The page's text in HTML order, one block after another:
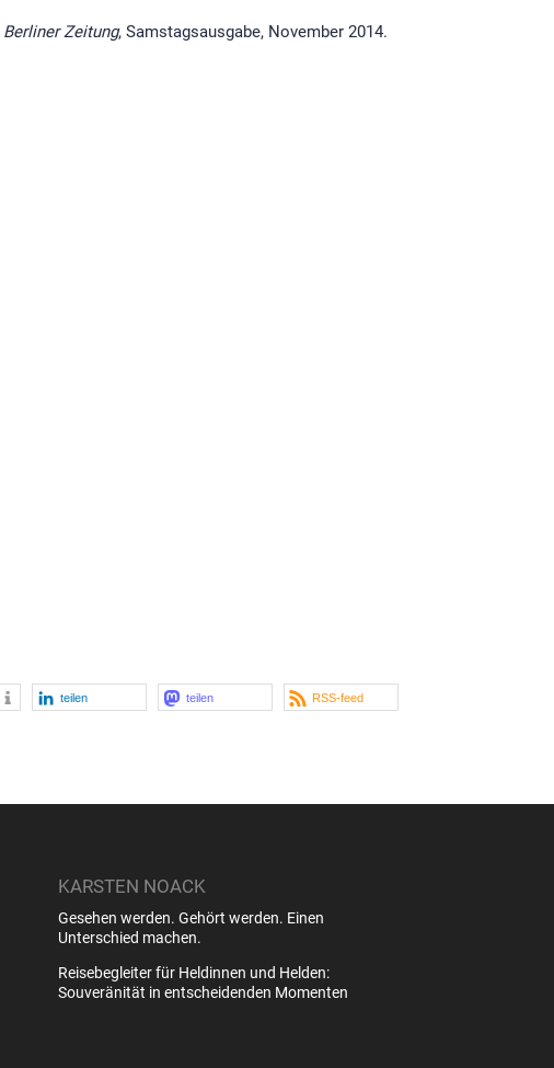
Berliner Zeitung, Samstagsausgabe, November 2014.
teilen teilen RSS-feed
KARSTEN NOACK
Gesehen werden. Gehört werden. Einen
Unterschied machen.
Reisebegleiter für Heldinnen und Helden:
Souveränität in entscheidenden Momenten